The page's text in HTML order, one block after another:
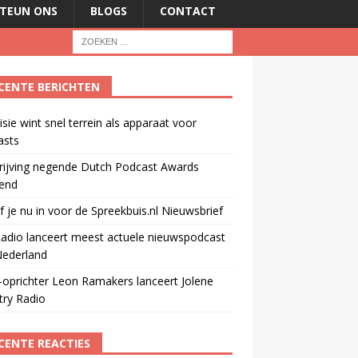
ONS BLOGS CONTACT
BERICHTEN
wint snel terrein als apparaat voor
negende Dutch Podcast Awards
je nu in voor de Spreekbuis.nl Nieuwsbrief
lanceert meest actuele nieuwspodcast
oprichter Leon Ramakers lanceert Jolene
Radio
REACTIES